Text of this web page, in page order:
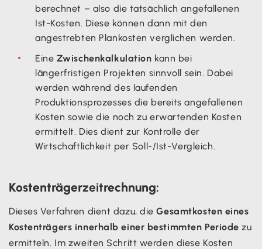
berechnet – also die tatsächlich angefallenen
Ist-Kosten. Diese können dann mit den
angestrebten Plankosten verglichen werden.
Eine Zwischenkalkulation kann bei
längerfristigen Projekten sinnvoll sein. Dabei
werden während des laufenden
Produktionsprozesses die bereits angefallenen
Kosten sowie die noch zu erwartenden Kosten
ermittelt. Dies dient zur Kontrolle der
Wirtschaftlichkeit per Soll-/Ist-Vergleich.
Kostenträgerzeitrechnung:
Dieses Verfahren dient dazu, dieGesamtkosten eines
Kostenträgers innerhalb einer bestimmten Periode zu
ermitteln. Im zweiten Schritt werden diese Kosten